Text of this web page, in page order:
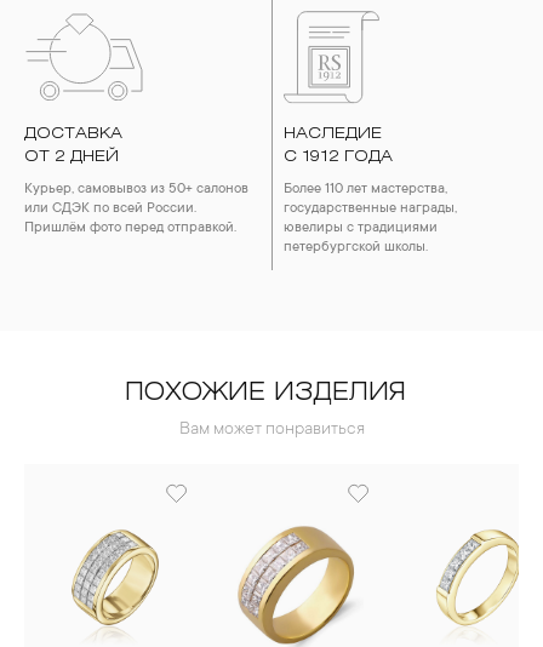
ДОСТАВКА
ОТ 2 ДНЕЙ
Курьер, самовывоз из 50+ салонов
или СДЭК по всей России.
Пришлём фото перед отправкой.
НАСЛЕДИЕ
С 1912 ГОДА
Более 110 лет мастерства,
государственные награды,
ювелиры с традициями
петербургской школы.
ПОХОЖИЕ ИЗДЕЛИЯ
Вам может понравиться